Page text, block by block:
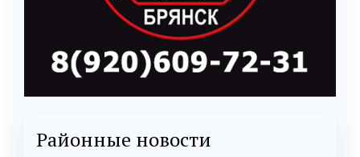
Районные новости